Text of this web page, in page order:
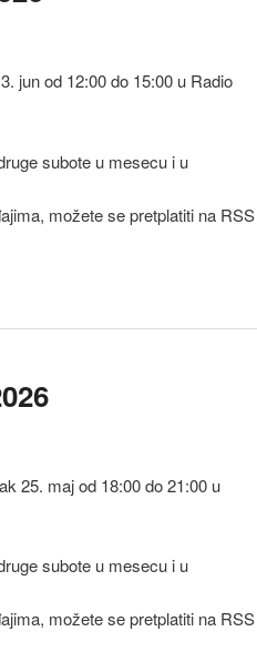
jun od 12:00 do 15:00 u Radio
subote u mesecu i u
možete se pretplatiti na RSS
25. maj od 18:00 do 21:00 u
subote u mesecu i u
možete se pretplatiti na RSS